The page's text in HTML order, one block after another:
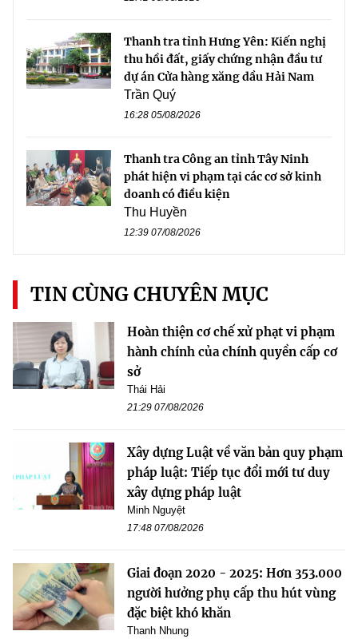
Thanh tra tỉnh Hưng Yên: Kiến nghị
thu hồi đất, giấy chứng nhận đầu tư
dự án Cửa hàng xăng dầu Hải Nam
Trần Quý
16:28 05/08/2026
Thanh tra Công an tỉnh Tây Ninh
phát hiện vi phạm tại các cơ sở kinh
doanh có điều kiện
Thu Huyền
12:39 07/08/2026
TIN CÙNG CHUYÊN MỤC
Hoàn thiện cơ chế xử phạt vi phạm
hành chính của chính quyền cấp cơ
sở
Thái Hải
21:29 07/08/2026
Xây dựng Luật về văn bản quy phạm
pháp luật: Tiếp tục đổi mới tư duy
xây dựng pháp luật
Minh Nguyệt
17:48 07/08/2026
Giai đoạn 2020 - 2025: Hơn 353.000
người hưởng phụ cấp thu hút vùng
đặc biệt khó khăn
Thanh Nhung